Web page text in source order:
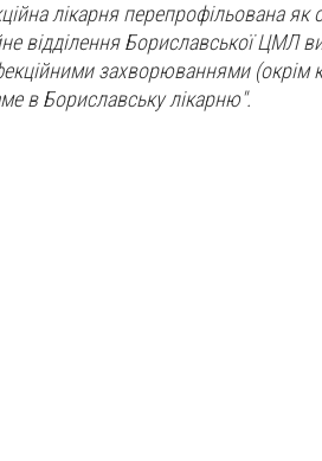
лікарня перепрофільована як
відділення Бориславської ЦМЛ
захворюваннями (окрім
в Бориславську лікарню".